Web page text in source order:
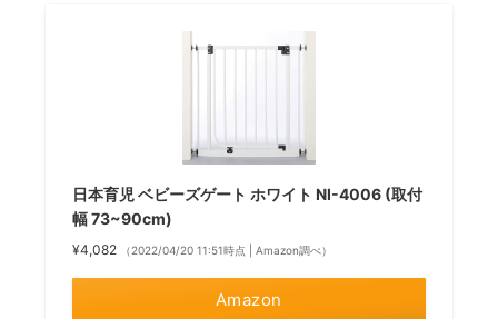
日本育児 ベビーズゲート ホワイト NI-4006 (取付
幅 73~90cm)
¥4,082 （2022/04/20 11:51時点 | Amazon調べ）
Amazon